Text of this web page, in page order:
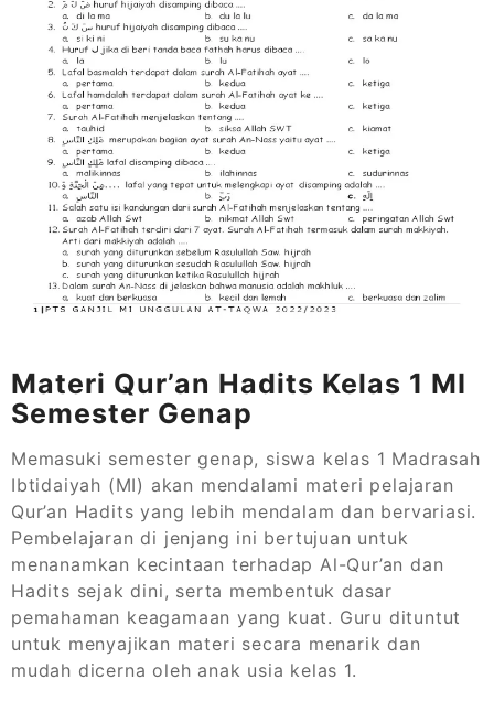
Materi Qur’an Hadits Kelas 1 MI
Semester Genap
Memasuki semester genap, siswa kelas 1 Madrasah
Ibtidaiyah (MI) akan mendalami materi pelajaran
Qur’an Hadits yang lebih mendalam dan bervariasi.
Pembelajaran di jenjang ini bertujuan untuk
menanamkan kecintaan terhadap Al-Qur’an dan
Hadits sejak dini, serta membentuk dasar
pemahaman keagamaan yang kuat. Guru dituntut
untuk menyajikan materi secara menarik dan
mudah dicerna oleh anak usia kelas 1.